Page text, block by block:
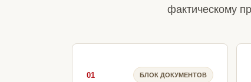
фактическому
01 БЛОК ДОКУМЕНТОВ